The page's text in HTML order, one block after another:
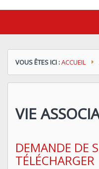
VOUS ÊTES ICI :ACCUEIL
VIE
DEMANDE DE
TÉLÉCHARGER